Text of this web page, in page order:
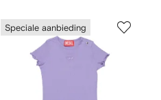
Speciale aanbieding